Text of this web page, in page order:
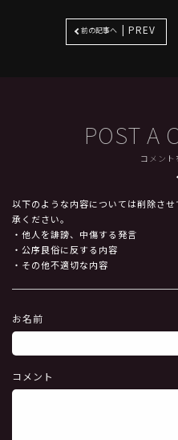
前の記事へ | PREV
POST A
コメント
以下のような内容については削除さ
承ください。
・他人を誹謗、中傷する発言
・公序良俗に反する内容
・その他不適切な内容
お名前
コメント